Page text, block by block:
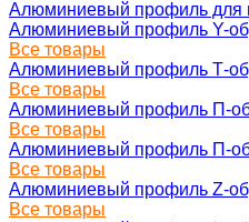
Алюминиевый профиль для
Алюминиевый профиль Y-
Все товары
Алюминиевый профиль Т-
Все товары
Алюминиевый профиль П-
Все товары
Алюминиевый профиль П-
Все товары
Алюминиевый профиль Z-
Все товары